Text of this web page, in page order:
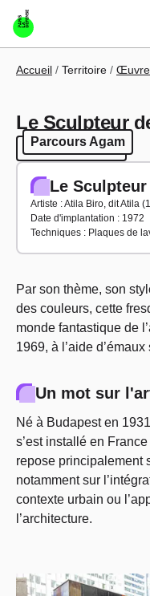
Aller au contenu principal
Fil d'Ariane
Accueil Territoire
Le Sculpteur
Parcours Agam
Parcours Agam
Le
Artiste : Atila Biro, dit Atila
Date d'implantation : 1972
Techniques : Plaques de
Par son thème, son
des couleurs, cette
monde fantastique de
1969, à l’aide d’émaux
Un mot sur
Né à Budapest en
s’est installé en
repose principalement
notamment sur
contexte urbain ou
l’architecture.